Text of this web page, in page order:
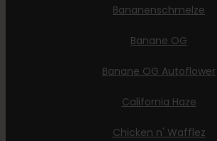
Bananenschmelze
Banane OG
Banane OG Autoflower
California Haze
Chicken n' Wafflez